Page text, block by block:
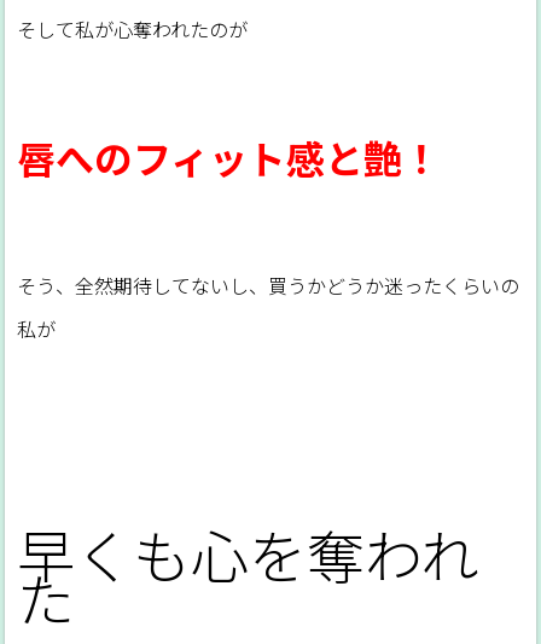
そして私が心奪われたのが
唇へのフィット感と艶！
そう、全然期待してないし、買うかどうか迷ったくらいの
私が
早くも心を奪われ
た